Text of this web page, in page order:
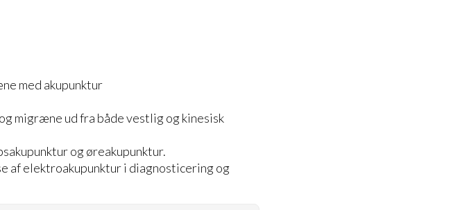
med akupunktur
migræne ud fra både vestlig og kinesisk
og øreakupunktur.
af elektroakupunktur i diagnosticering og